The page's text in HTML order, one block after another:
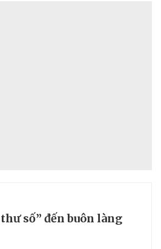
số” đến buôn làng